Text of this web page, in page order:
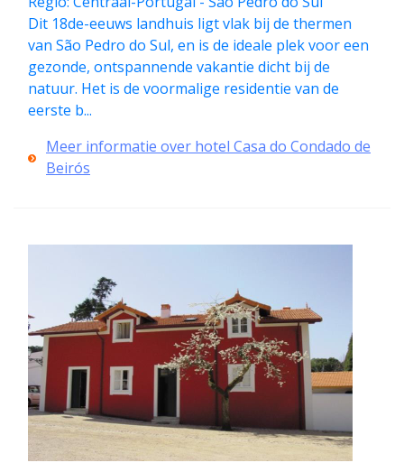
Dit 18de-eeuws landhuis ligt vlak bij de thermen
van São Pedro do Sul, en is de ideale plek voor een
gezonde, ontspannende vakantie dicht bij de
natuur. Het is de voormalige residentie van de
eerste b...
Meer informatie over hotel Casa do Condado de
Beirós